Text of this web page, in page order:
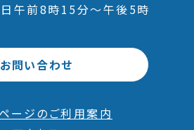
午前8時15分～午後5時
お問い合わせ
ージのご利用案内